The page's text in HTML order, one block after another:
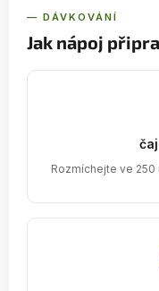
— DÁVKOVÁNÍ
Jak nápoj
Rozmíchejte ve